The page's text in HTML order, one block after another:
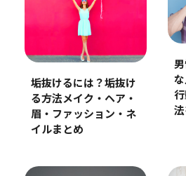
垢抜けるには？垢抜け
る方法メイク・ヘア・
眉・ファッション・ネ
イルまとめ